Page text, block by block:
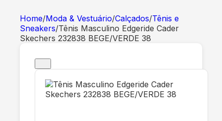
Home/Moda & Vestuário/Calçados/Tênis e
Sneakers/Tênis Masculino Edgeride Cader
Skechers 232838 BEGE/VERDE 38